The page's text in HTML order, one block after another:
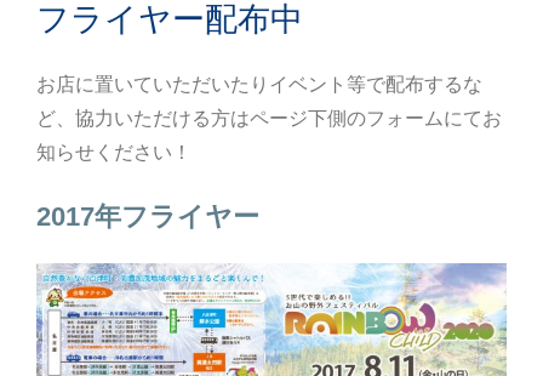
フライヤー配布中
お店に置いていただいたりイベント等で配布するな
ど、協力いただける方はページ下側のフォームにてお
知らせください！
2017年フライヤー